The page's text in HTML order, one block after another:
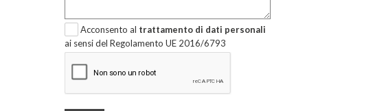
Acconsento al trattamento di dati personali
ai sensi del Regolamento UE 2016/6793